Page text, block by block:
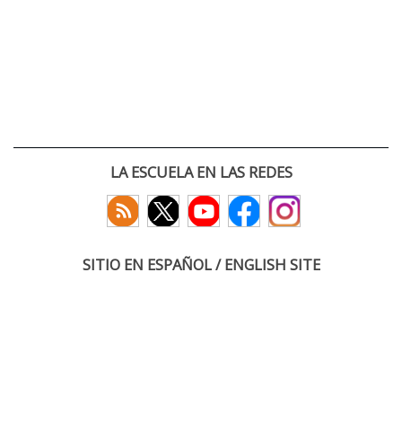
LA ESCUELA EN LAS REDES
SITIO EN ESPAÑOL / ENGLISH SITE